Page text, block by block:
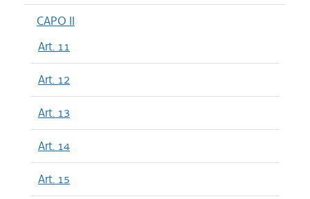
CAPO II
Art. 11
Art. 12
Art. 13
Art. 14
Art. 15